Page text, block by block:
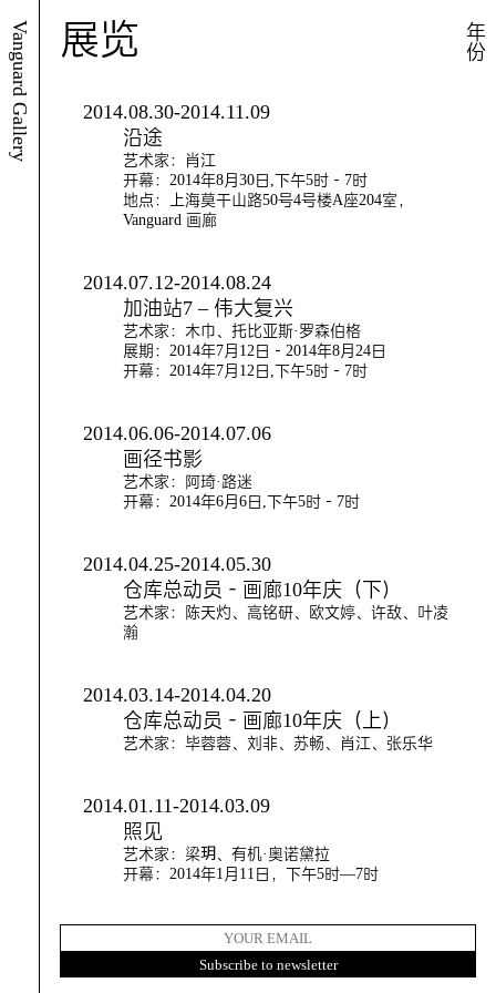
Vanguard Gallery 年份
展览
2014.08.30-2014.11.09
沿途
艺术家：肖江
开幕：2014年8月30日,下午5时－7时
地点：上海莫干山路50号4号楼A座204室，
Vanguard 画廊
2014.07.12-2014.08.24
加油站7 – 伟大复兴
艺术家：木巾、托比亚斯·罗森伯格
展期：2014年7月12日－2014年8月24日
开幕：2014年7月12日,下午5时－7时
2014.06.06-2014.07.06
画径书影
艺术家：阿琦·路迷
开幕：2014年6月6日,下午5时－7时
2014.04.25-2014.05.30
仓库总动员－画廊10年庆（下）
艺术家：陈天灼、高铭研、欧文婷、许敌、叶凌
瀚
2014.03.14-2014.04.20
仓库总动员－画廊10年庆（上）
艺术家：毕蓉蓉、刘非、苏畅、肖江、张乐华
2014.01.11-2014.03.09
照见
艺术家：梁玥、有机·奥诺黛拉
开幕：2014年1月11日，下午5时—7时